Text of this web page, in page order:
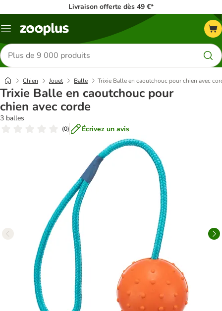
Livraison offerte dès 49 €*
Menu
Rechercher
des
produits
Chien Jouet Balle Trixie Balle en caoutchouc pour chien avec
Trixie Balle en caoutchouc pour
chien avec corde
3 balles
(0) Écrivez un avis